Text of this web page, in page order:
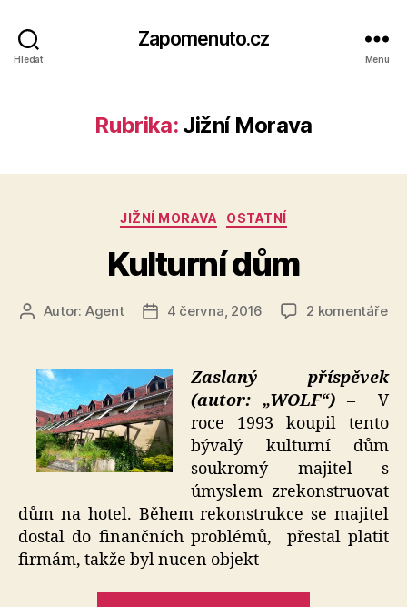
Hledat
Zapomenuto.cz
Menu
Rubrika: Jižní Morava
Rubriky
JIŽNÍ MORAVA OSTATNÍ
Kulturní dům
AutorAutor: Agent
Datum
4 června, 2016 2 komentářeu
Zaslaný příspěvek
(autor: „WOLF“)– V
roce 1993 koupil tento
bývalý kulturní dům
soukromý majitel s
úmyslem zrekonstruovat
dům na hotel. Během rekonstrukce se majitel
dostal do finančních problémů, přestal platit
firmám, takže byl nucen objekt